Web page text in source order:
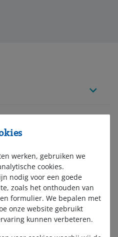
werken, gebruiken we
cookies.
nodig voor een goede
zoals het onthouden van
formulier. We bepalen met
onze website gebruikt
kunnen verbeteren.